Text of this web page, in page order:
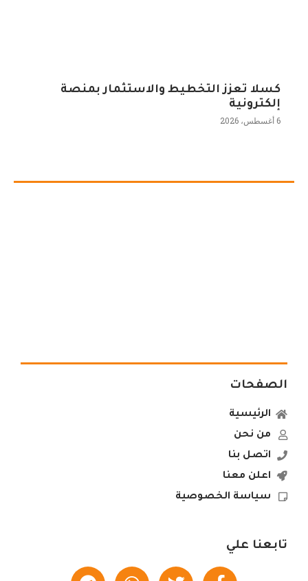
كسلا تعزز التخطيط والاستثمار بمنصة
إلكترونية
6 أغسطس، 2026
الصفحات
الرئيسية
من نحن
اتصل بنا
اعلن معنا
سياسة الخصوصية
تابعنا علي